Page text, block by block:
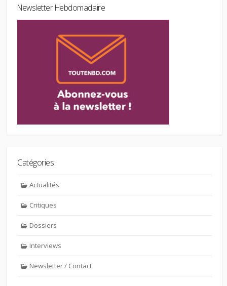
Newsletter Hebdomadaire
Catégories
Actualités
Critiques
Dossiers
Interviews
Newsletter / Contact